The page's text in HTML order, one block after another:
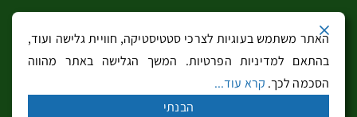
כל הזכויות שמורותלבעלי האתר. אין להעתיק מידע ממנו ללא קבלת הסכמתם
בכתב. האתר או בעליו אינם אחראים לשימוש שנעשה בו ולא יהיו אחראים לנזק
באתרים המקושרים ממנו. כל שימוש מהווה הסכמהלתנאי השימוש ומדיניות
האתר משתמש בעוגיות לצרכי סטטיסטיקה, חוויית גלישה ועוד,
בהתאם למדיניות הפרטיות. המשך הגלישה באתר מהווה
הסכמה לכך. קרא עוד...
הבנתי